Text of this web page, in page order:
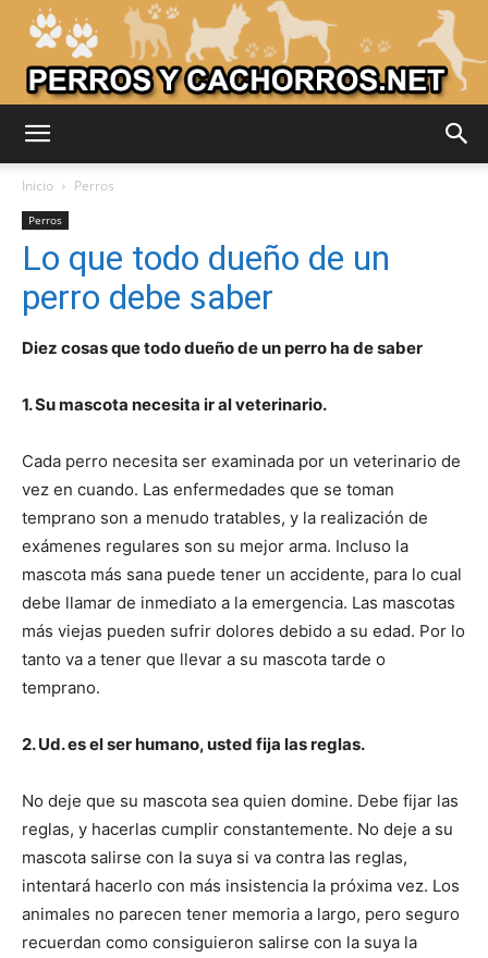
Perros
–
de
Perros
–
Fotos
de
Inicio Perros
Perros
Lo que todo dueño de un
perro debe saber
Diez cosas que todo dueño de un perro ha de saber
1. Su mascota necesita ir al veterinario.
Cada perro necesita ser examinada por un veterinario de
vez en cuando. Las enfermedades que se toman
temprano son a menudo tratables, y la realización de
exámenes regulares son su mejor arma. Incluso la
mascota más sana puede tener un accidente, para lo cual
debe llamar de inmediato a la emergencia. Las mascotas
más viejas pueden sufrir dolores debido a su edad. Por lo
tanto va a tener que llevar a su mascota tarde o
temprano.
2. Ud. es el ser humano, usted fija las reglas.
No deje que su mascota sea quien domine. Debe fijar las
reglas, y hacerlas cumplir constantemente. No deje a su
mascota salirse con la suya si va contra las reglas,
intentará hacerlo con más insistencia la próxima vez. Los
animales no parecen tener memoria a largo, pero seguro
recuerdan como consiguieron salirse con la suya la